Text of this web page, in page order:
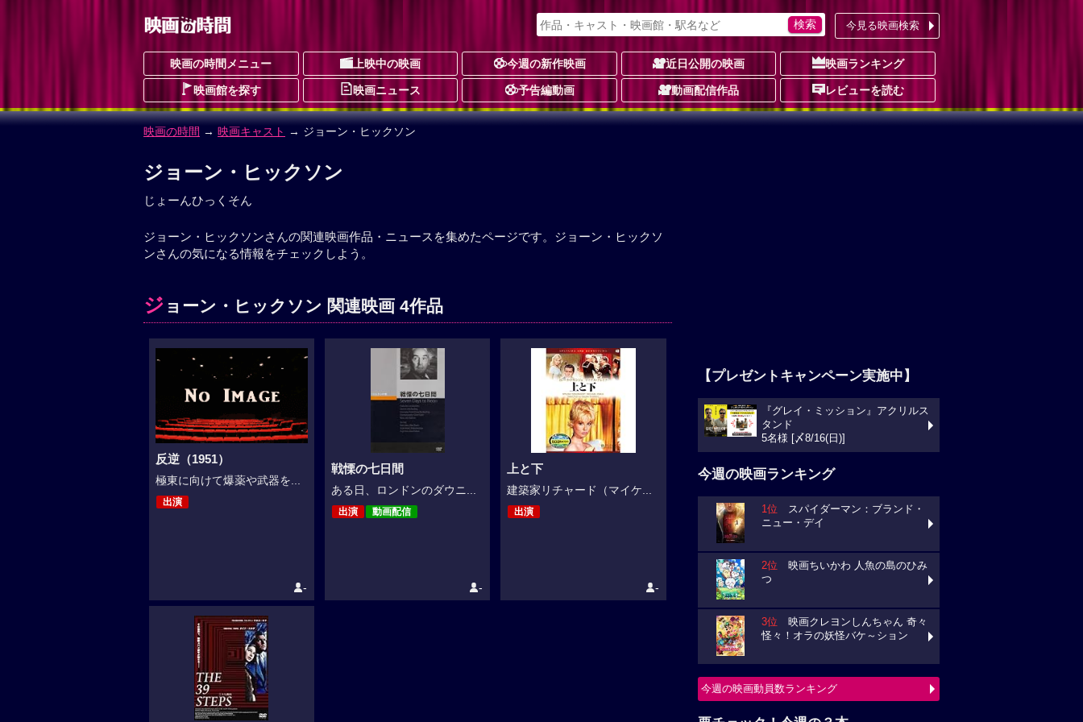
今見る映画検索
映画の時間メニュー 上映中の映画 今週の新作映画 近日公開の映画 映画ランキング
映画館を探す 映画ニュース 予告編動画 動画配信作品 レビューを読む
映画の時間 → 映画キャスト → ジョーン・ヒックソン
ジョーン・ヒックソン
じょーんひっくそん
ジョーン・ヒックソンさんの関連映画作品・ニュースを集めたページです。ジョーン・ヒックソ
ンさんの気になる情報をチェックしよう。
ジ ョーン・ヒックソン 関連映画 4作品
反逆（1951）
極東に向けて爆薬や武器を...
出演
-
戦慄の七日間
ある日、ロンドンのダウニ...
出演 動画配信
-
上と下
建築家リチャード（マイケ...
出演
-
【プレゼントキャンペーン実施中】
『グレイ・ミッション』アクリルス
タンド
5名様 [〆8/16(日)]
今週の映画ランキング
1位 スパイダーマン：ブランド・
ニュー・デイ
2位 映画ちいかわ 人魚の島のひみ
つ
3位 映画クレヨンしんちゃん 奇々
怪々！オラの妖怪バケ～ション
今週の映画動員数ランキング